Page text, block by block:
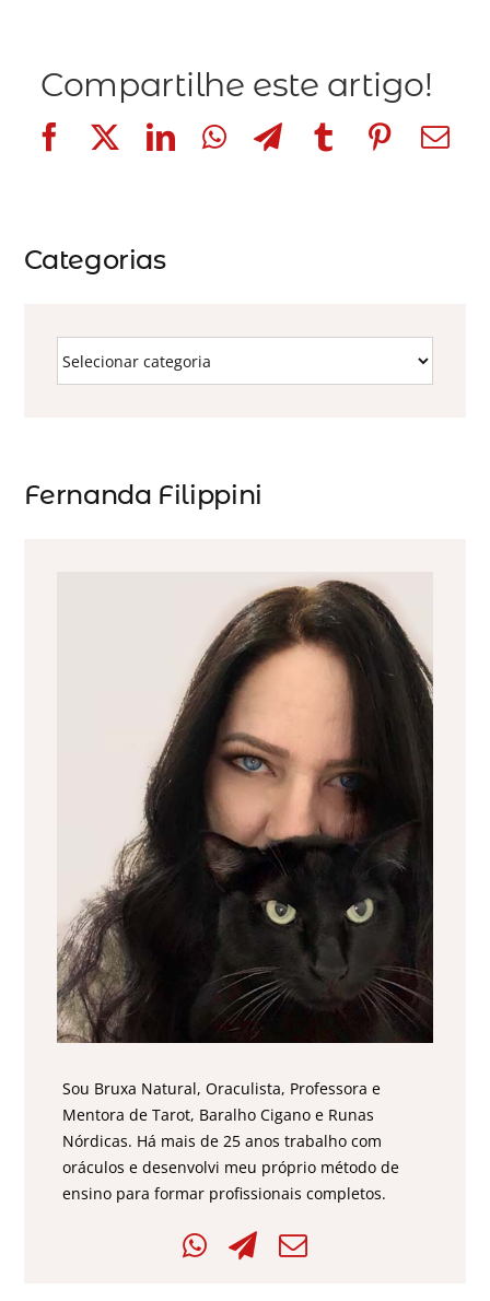
Compartilhe este artigo!
Categorias
Fernanda Filippini
Sou Bruxa Natural, Oraculista, Professora e
Mentora de Tarot, Baralho Cigano e Runas
Nórdicas. Há mais de 25 anos trabalho com
oráculos e desenvolvi meu próprio método de
ensino para formar profissionais completos.